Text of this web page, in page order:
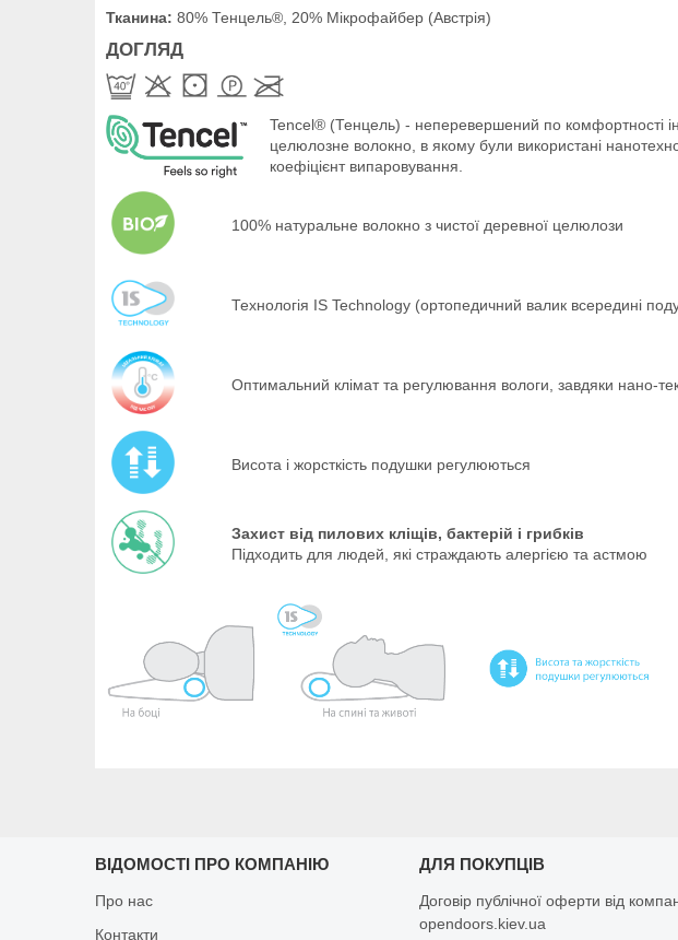
Тканина: 80% Тенцель®, 20% Мікрофайбер (Австрія)
ДОГЛЯД
Tencel® (Тенцель) - неперевершений по комфортності
целюлозне волокно, в якому були використані
коефіцієнт випаровування.
100% натуральне волокно з чистої деревної целюлози
Технологія IS Technology (ортопедичний валик всередині
Оптимальний клімат та регулювання вологи, завдяки нано-
Висота і жорсткість подушки регулюються
Захист від пилових кліщів, бактерій і грибків
Підходить для людей, які страждають алергією та астмою
ВІДОМОСТІ ПРО КОМПАНІЮ
Про нас
Контакти
ДЛЯ ПОКУПЦІВ
Договір публічної оферти від
opendoors.kiev.ua